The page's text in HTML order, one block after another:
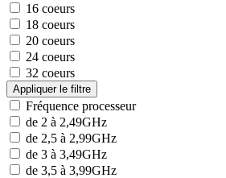
16 coeurs
18 coeurs
20 coeurs
24 coeurs
32 coeurs
Fréquence processeur
de 2 à 2,49GHz
de 2,5 à 2,99GHz
de 3 à 3,49GHz
de 3,5 à 3,99GHz